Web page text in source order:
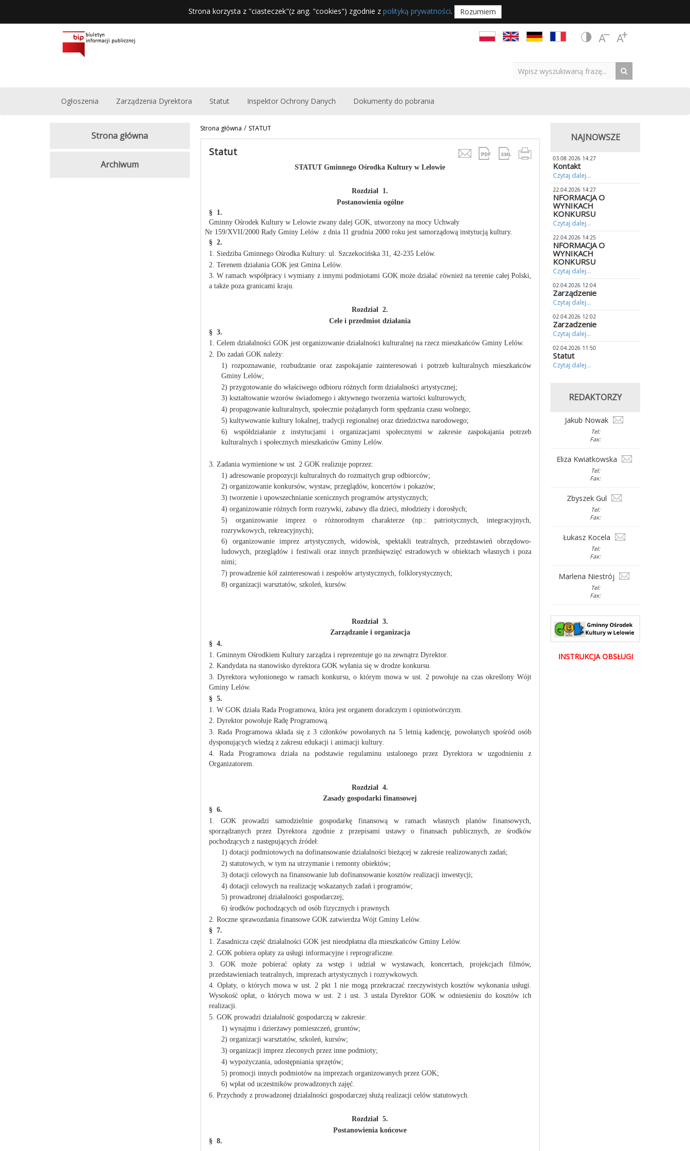
Strona korzysta z "ciasteczek"(z ang. "cookies") zgodnie z polityką prywatności. Rozumiem
Ogłoszenia Zarządzenia Dyrektora Statut Inspektor Ochrony Danych Dokumenty do pobrania
Strona główna / STATUT
Statut
STATUT Gminnego Ośrodka Kultury w Lelowie
Rozdział 1.
Postanowienia ogólne
§ 1.
Gminny Ośrodek Kultury w Lelowie zwany dalej GOK, utworzony na mocy Uchwały
Nr 159/XVII/2000 Rady Gminy Lelów z dnia 11 grudnia 2000 roku jest samorządową instytucją kultury.
§ 2.
1. Siedziba Gminnego Ośrodka Kultury: ul. Szczekocińska 31, 42-235 Lelów.
2. Terenem działania GOK jest Gmina Lelów.
3. W ramach współpracy i wymiany z innymi podmiotami GOK może działać również na terenie całej Polski,
a także poza granicami kraju.
Rozdział 2.
Cele i przedmiot działania
§ 3.
1. Celem działalności GOK jest organizowanie działalności kulturalnej na rzecz mieszkańców Gminy Lelów.
2. Do zadań GOK należy:
1) rozpoznawanie, rozbudzanie oraz zaspokajanie zainteresowań i potrzeb kulturalnych mieszkańców
Gminy Lelów;
2) przygotowanie do właściwego odbioru różnych form działalności artystycznej;
3) kształtowanie wzorów świadomego i aktywnego tworzenia wartości kulturowych;
4) propagowanie kulturalnych, społecznie pożądanych form spędzania czasu wolnego;
5) kultywowanie kultury lokalnej, tradycji regionalnej oraz dziedzictwa narodowego;
6) współdziałanie z instytucjami i organizacjami społecznymi w zakresie zaspokajania potrzeb
kulturalnych i społecznych mieszkańców Gminy Lelów.
3. Zadania wymienione w ust. 2 GOK realizuje poprzez:
1) adresowanie propozycji kulturalnych do rozmaitych grup odbiorców;
2) organizowanie konkursów, wystaw, przeglądów, koncertów i pokazów;
3) tworzenie i upowszechnianie scenicznych programów artystycznych;
4) organizowanie różnych form rozrywki, zabawy dla dzieci, młodzieży i dorosłych;
5) organizowanie imprez o różnorodnym charakterze (np.: patriotycznych, integracyjnych,
rozrywkowych, rekreacyjnych);
6) organizowanie imprez artystycznych, widowisk, spektakli teatralnych, przedstawień obrzędowo-
ludowych, przeglądów i festiwali oraz innych przedsięwzięć estradowych w obiektach własnych i poza
nimi;
7) prowadzenie kół zainteresowań i zespołów artystycznych, folklorystycznych;
8) organizacji warsztatów, szkoleń, kursów.
Rozdział 3.
Zarządzanie i organizacja
§ 4.
1. Gminnym Ośrodkiem Kultury zarządza i reprezentuje go na zewnątrz Dyrektor.
2. Kandydata na stanowisko dyrektora GOK wyłania się w drodze konkursu.
3. Dyrektora wyłonionego w ramach konkursu, o którym mowa w ust. 2 powołuje na czas określony Wójt
Gminy Lelów.
§ 5.
1. W GOK działa Rada Programowa, która jest organem doradczym i opiniotwórczym.
2. Dyrektor powołuje Radę Programową.
3. Rada Programowa składa się z 3 członków powołanych na 5 letnią kadencję, powołanych spośród osób
dysponujących wiedzą z zakresu edukacji i animacji kultury.
4. Rada Programowa działa na podstawie regulaminu ustalonego przez Dyrektora w uzgodnieniu z
Organizatorem.
Rozdział 4.
Zasady gospodarki finansowej
§ 6.
1. GOK prowadzi samodzielnie gospodarkę finansową w ramach własnych planów finansowych,
sporządzanych przez Dyrektora zgodnie z przepisami ustawy o finansach publicznych, ze środków
pochodzących z następujących źródeł:
1) dotacji podmiotowych na dofinansowanie działalności bieżącej w zakresie realizowanych zadań;
2) statutowych, w tym na utrzymanie i remonty obiektów;
3) dotacji celowych na finansowanie lub dofinansowanie kosztów realizacji inwestycji;
4) dotacji celowych na realizację wskazanych zadań i programów;
5) prowadzonej działalności gospodarczej;
6) środków pochodzących od osób fizycznych i prawnych.
2. Roczne sprawozdania finansowe GOK zatwierdza Wójt Gminy Lelów.
§ 7.
1. Zasadnicza część działalności GOK jest nieodpłatna dla mieszkańców Gminy Lelów.
2. GOK pobiera opłaty za usługi informacyjne i reprograficzne.
3. GOK może pobierać opłaty za wstęp i udział w wystawach, koncertach, projekcjach filmów,
przedstawieniach teatralnych, imprezach artystycznych i rozrywkowych.
4. Opłaty, o których mowa w ust. 2 pkt 1 nie mogą przekraczać rzeczywistych kosztów wykonania usługi.
Wysokość opłat, o których mowa w ust. 2 i ust. 3 ustala Dyrektor GOK w odniesieniu do kosztów ich
realizacji.
5. GOK prowadzi działalność gospodarczą w zakresie:
1) wynajmu i dzierżawy pomieszczeń, gruntów;
2) organizacji warsztatów, szkoleń, kursów;
3) organizacji imprez zleconych przez inne podmioty;
4) wypożyczania, udostępniania sprzętów;
5) promocji innych podmiotów na imprezach organizowanych przez GOK;
6) wpłat od uczestników prowadzonych zajęć.
6. Przychody z prowadzonej działalności gospodarczej służą realizacji celów statutowych.
Rozdział 5.
Postanowienia końcowe
§ 8.
Strona główna
Archiwum
NAJNOWSZE
03.08.2026 14:27
Kontakt
Czytaj dalej...
22.04.2026 14:27
NFORMACJA O
WYNIKACH
KONKURSU
Czytaj dalej...
22.04.2026 14:25
NFORMACJA O
WYNIKACH
KONKURSU
Czytaj dalej...
02.04.2026 12:04
Zarządzenie
Czytaj dalej...
02.04.2026 12:02
Zarzadzenie
Czytaj dalej...
02.04.2026 11:50
Statut
Czytaj dalej...
REDAKTORZY
Jakub Nowak
Tel:
Fax:
Eliza Kwiatkowska
Tel:
Fax:
Zbyszek Gul
Tel:
Fax:
Łukasz Kocela
Tel:
Fax:
Marlena Niestrój
Tel:
Fax:
INSTRUKCJA OBSŁUGI